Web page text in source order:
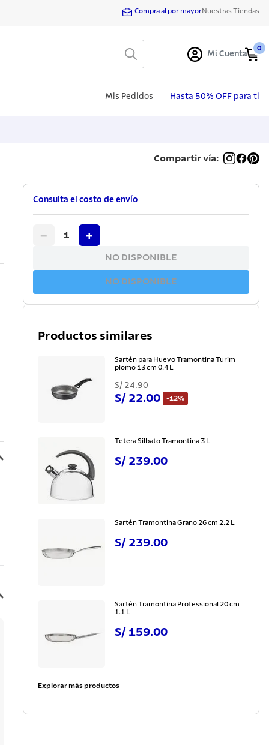
Compra al por mayorNuestras Tiendas
Mi Cuenta
0
Mis Pedidos Hasta 50% OFF para ti
Compartir vía:
Consulta el costo de envío
− 1 +
NO DISPONIBLE
NO DISPONIBLE
Productos similares
Sartén para Huevo Tramontina Turim
plomo 13 cm 0.4 L
S/ 24.90
S/ 22.00 -12%
Tetera Silbato Tramontina 3 L
S/ 239.00
Sartén Tramontina Grano 26 cm 2.2 L
S/ 239.00
Sartén Tramontina Professional 20 cm
1.1 L
S/ 159.00
Explorar más productos